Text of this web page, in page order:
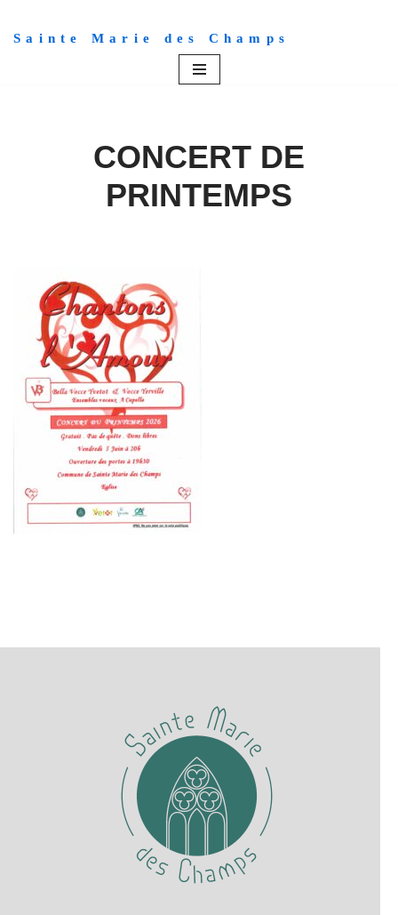
Aller
Sainte Marie des Champs
CONCERT DE
PRINTEMPS